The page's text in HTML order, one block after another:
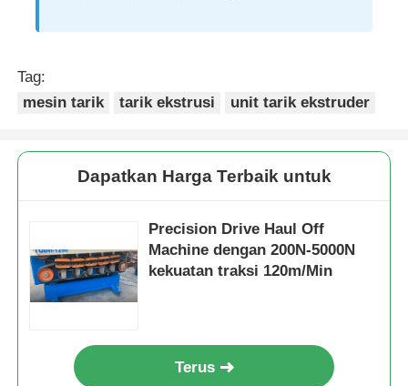
Tag:
mesin tarik
tarik ekstrusi unit tarik ekstruder
Dapatkan Harga Terbaik untuk
Precision Drive Haul Off
Machine dengan 200N-5000N
kekuatan traksi 120m/Min
Terus